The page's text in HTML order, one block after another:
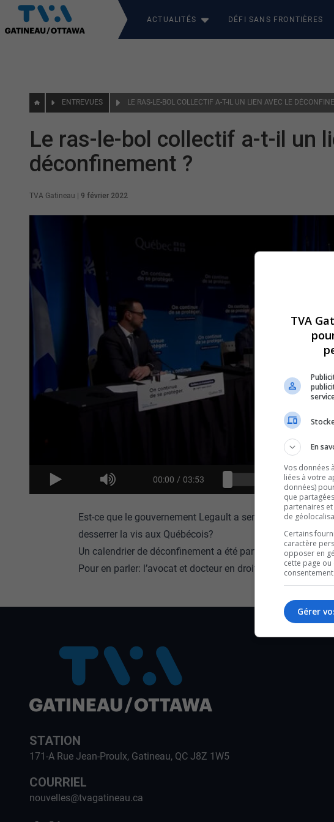
ACTUALITÉS DÉFI SANS FRONTIÈRES
ENTREVUES
Le ras-le-bol collectif a-t-il un
déconfinement ?
TVA Gatineau 9 février 2022
00:00 / 03:53
Est-ce que le gouvernement Legault a senti la soupe
desserrer la vis aux Québécois?
Un calendrier de déconfinement a été partagé au moment
Pour en parler: l’avocat et docteur en droit constitutionnel,
STATION
171-A Rue Jean-Proulx, Gatineau, QC J8Z 1W5
COURRIEL
nouvelles@tvagatineau.ca
TVA
En
Vos données
liées à votre
données)
que
partenaires
de
Certains
caractère
opposer en
cette page
Gérer